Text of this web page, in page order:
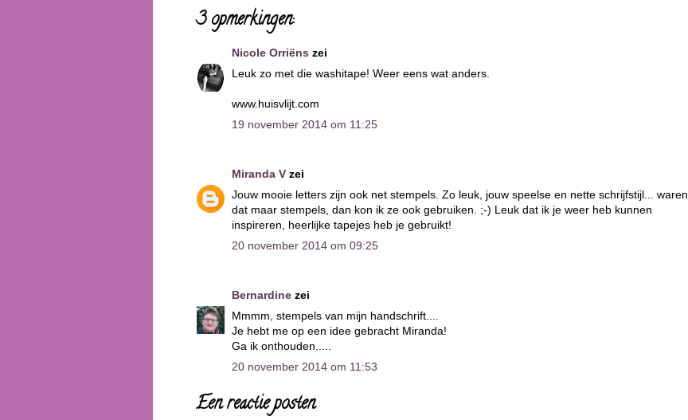
3 opmerkingen:
Nicole Orriëns zei
Leuk zo met die washitape! Weer eens wat anders.
www.huisvlijt.com
19 november 2014 om 11:25
Miranda V zei
Jouw mooie letters zijn ook net stempels. Zo leuk, jouw speelse en nette schrijfstijl... waren
dat maar stempels, dan kon ik ze ook gebruiken. ;-) Leuk dat ik je weer heb kunnen
inspireren, heerlijke tapejes heb je gebruikt!
20 november 2014 om 09:25
Bernardine zei
Mmmm, stempels van mijn handschrift....
Je hebt me op een idee gebracht Miranda!
Ga ik onthouden.....
20 november 2014 om 11:53
Een reactie posten